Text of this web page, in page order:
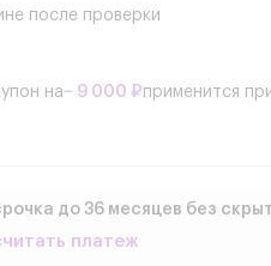
после проверки
на− 9 000 ₽применится
до 36 месяцев без
платеж